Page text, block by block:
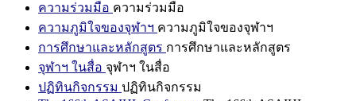
ความร่วมมือ ความร่วมมือ
ความภูมิใจของจุฬาฯ ความภูมิใจของจุฬาฯ
การศึกษาและหลักสูตร การศึกษาและหลักสูตร
จุฬาฯ ในสื่อ จุฬาฯ ในสื่อ
ปฏิทินกิจกรรม ปฏิทินกิจกรรม